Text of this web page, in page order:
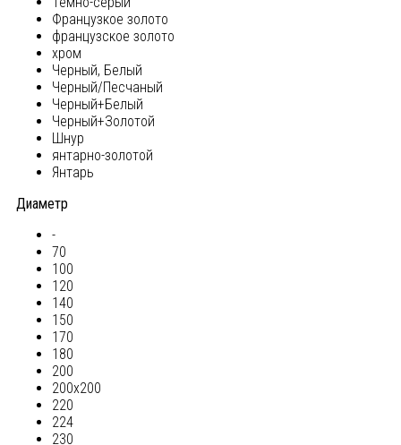
Французкое золото
французское золото
хром
Черный, Белый
Черный/Песчаный
Черный+Белый
Черный+Золотой
Шнур
янтарно-золотой
Янтарь
Диаметр
-
70
100
120
140
150
170
180
200
200х200
220
224
230